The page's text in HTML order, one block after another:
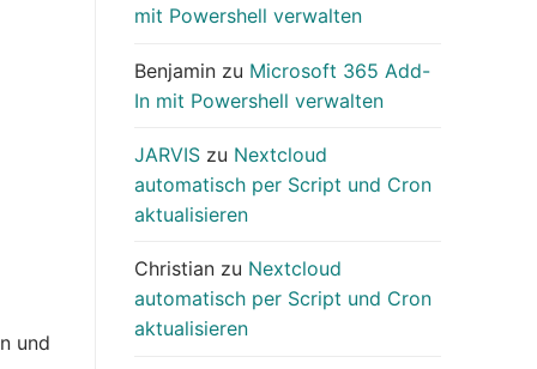
und
mit Powershell verwalten
Benjamin zu Microsoft 365 Add-
In mit Powershell verwalten
JARVIS zu Nextcloud
automatisch per Script und Cron
aktualisieren
Christian zu Nextcloud
automatisch per Script und Cron
aktualisieren